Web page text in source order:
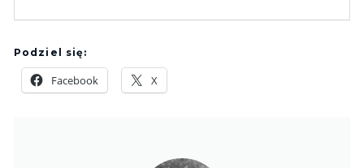
Podziel się:
Facebook X